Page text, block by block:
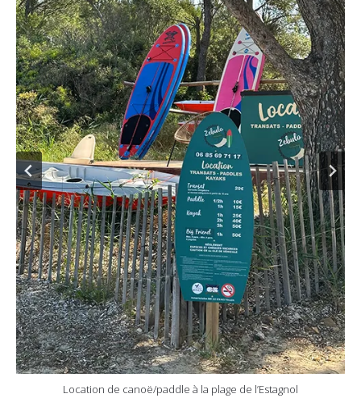
Découvrir la côte en paddle
Location de canoë/paddle à la plage de l’Estagnol
En profiter pour se détendre
Se balader le long des plages
Plage de la Mère Dieu